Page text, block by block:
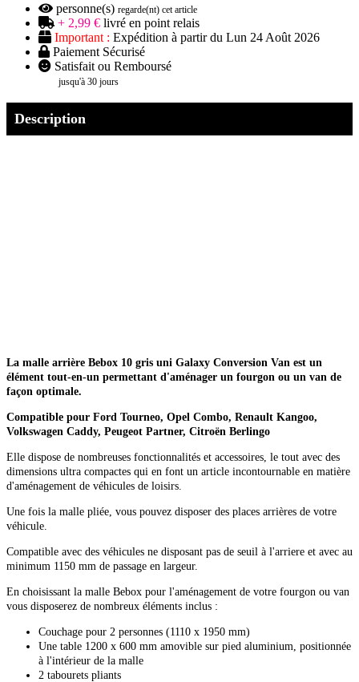
personne(s) regarde(nt) cet article
+ 2,99 € livré en point relais
Important : Expédition à partir du Lun 24 Août 2026
Paiement Sécurisé
Satisfait ou Remboursé
jusqu'à 30 jours
Description
La malle arrière Bebox 10 gris uni Galaxy Conversion Van est un
élément tout-en-un permettant d'aménager un fourgon ou un van de
façon optimale.
Compatible pour Ford Tourneo, Opel Combo, Renault Kangoo,
Volkswagen Caddy, Peugeot Partner, Citroën Berlingo
Elle dispose de nombreuses fonctionnalités et accessoires, le tout avec des
dimensions ultra compactes qui en font un article incontournable en matière
d'aménagement de véhicules de loisirs.
Une fois la malle pliée, vous pouvez disposer des places arrières de votre
véhicule.
Compatible avec des véhicules ne disposant pas de seuil à l'arriere et avec au
minimum 1150 mm de passage en largeur.
En choisissant la malle Bebox pour l'aménagement de votre fourgon ou van
vous disposerez de nombreux éléments inclus :
Couchage pour 2 personnes (1110 x 1950 mm)
Une table 1200 x 600 mm amovible sur pied aluminium, positionnée
à l'intérieur de la malle
2 tabourets pliants